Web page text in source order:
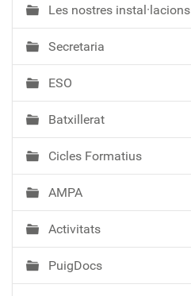
v
e
g
a
c
ó
Les nostres instal·lacions
Secretaria
ESO
Batxillerat
Cicles Formatius
AMPA
Activitats
PuigDocs